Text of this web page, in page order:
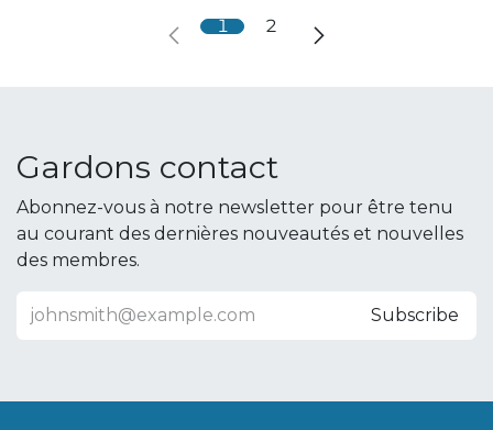
1 2
Gardons contact
Abonnez-vous à notre newsletter pour être tenu
au courant des dernières nouveautés et nouvelles
des membres.
Subscribe